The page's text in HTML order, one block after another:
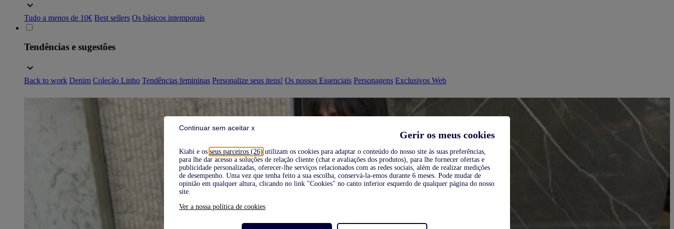
Gerir os meus cookies
Kiabi e os seus parceiros (26) utilizam os cookies para adaptar o conteúdo do nosso site às suas preferências,
para lhe dar acesso a soluções de relação cliente (chat e avaliações dos produtos), para lhe fornecer ofertas e
publicidade personalizadas, oferecer-lhe serviços relacionados com as redes sociais, além de realizar medições
de desempenho. Uma vez que tenha feito a sua escolha, conservá-la-emos durante 6 meses. Pode mudar de
opinião em qualquer altura, clicando no link "Cookies" no canto inferior esquerdo de qualquer página do nosso
site.
Ver a nossa política de cookies
Continuar sem aceitar x
Tudo a menos de 10€ Best sellers Os básicos intemporais
Tendências e sugestões
Back to work Denim Coleção Linho Tendências femininas Personalize seus itens! Os nossos Essenciais Personagens Exclusivos Web